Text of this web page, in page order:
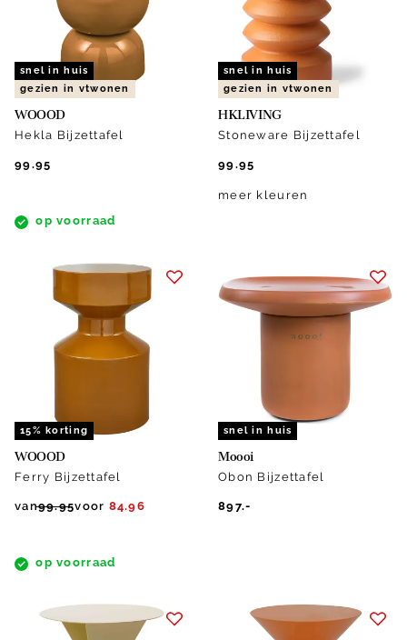
snel in huis
gezien in vtwonen
WOOOD
Hekla Bijzettafel
99.95
op voorraad
snel in huis
gezien in vtwonen
HKLIVING
Stoneware Bijzettafel
99.95
meer kleuren
15% korting
WOOOD
Ferry Bijzettafel
van99.95voor 84.96
op voorraad
snel in huis
Moooi
Obon Bijzettafel
897.-